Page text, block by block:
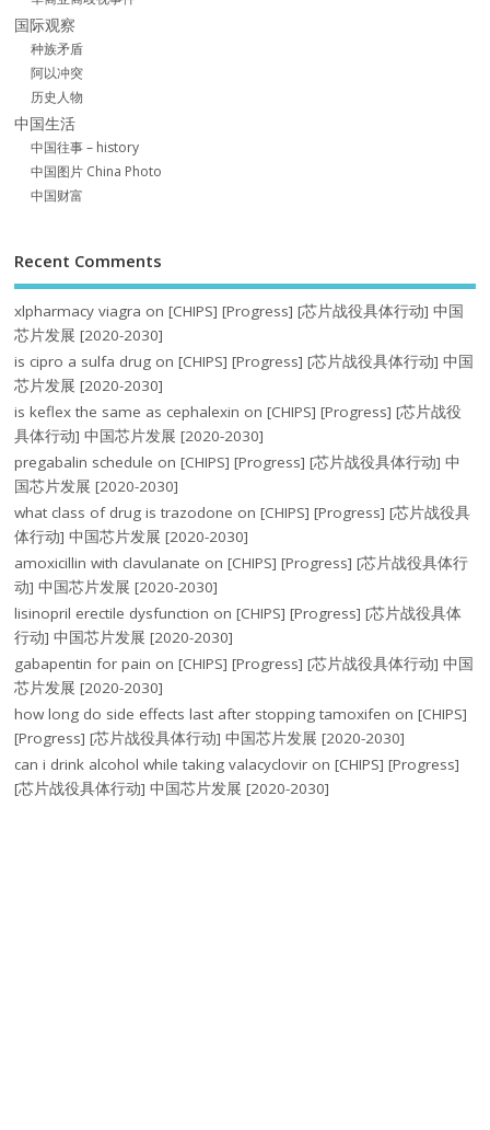
国际观察
种族矛盾
阿以冲突
历史人物
中国生活
中国往事 – history
中国图片 China Photo
中国财富
Recent Comments
xlpharmacy viagra on[CHIPS] [Progress] [芯片战役具体行动] 中国
芯片发展 [2020-2030]
is cipro a sulfa drug on[CHIPS] [Progress] [芯片战役具体行动] 中国
芯片发展 [2020-2030]
is keflex the same as cephalexin on[CHIPS] [Progress] [芯片战役
具体行动] 中国芯片发展 [2020-2030]
pregabalin schedule on[CHIPS] [Progress] [芯片战役具体行动] 中
国芯片发展 [2020-2030]
what class of drug is trazodone on[CHIPS] [Progress] [芯片战役具
体行动] 中国芯片发展 [2020-2030]
amoxicillin with clavulanate on[CHIPS] [Progress] [芯片战役具体行
动] 中国芯片发展 [2020-2030]
lisinopril erectile dysfunction on[CHIPS] [Progress] [芯片战役具体
行动] 中国芯片发展 [2020-2030]
gabapentin for pain on[CHIPS] [Progress] [芯片战役具体行动] 中国
芯片发展 [2020-2030]
how long do side effects last after stopping tamoxifen on[CHIPS]
[Progress] [芯片战役具体行动] 中国芯片发展 [2020-2030]
can i drink alcohol while taking valacyclovir on[CHIPS] [Progress]
[芯片战役具体行动] 中国芯片发展 [2020-2030]